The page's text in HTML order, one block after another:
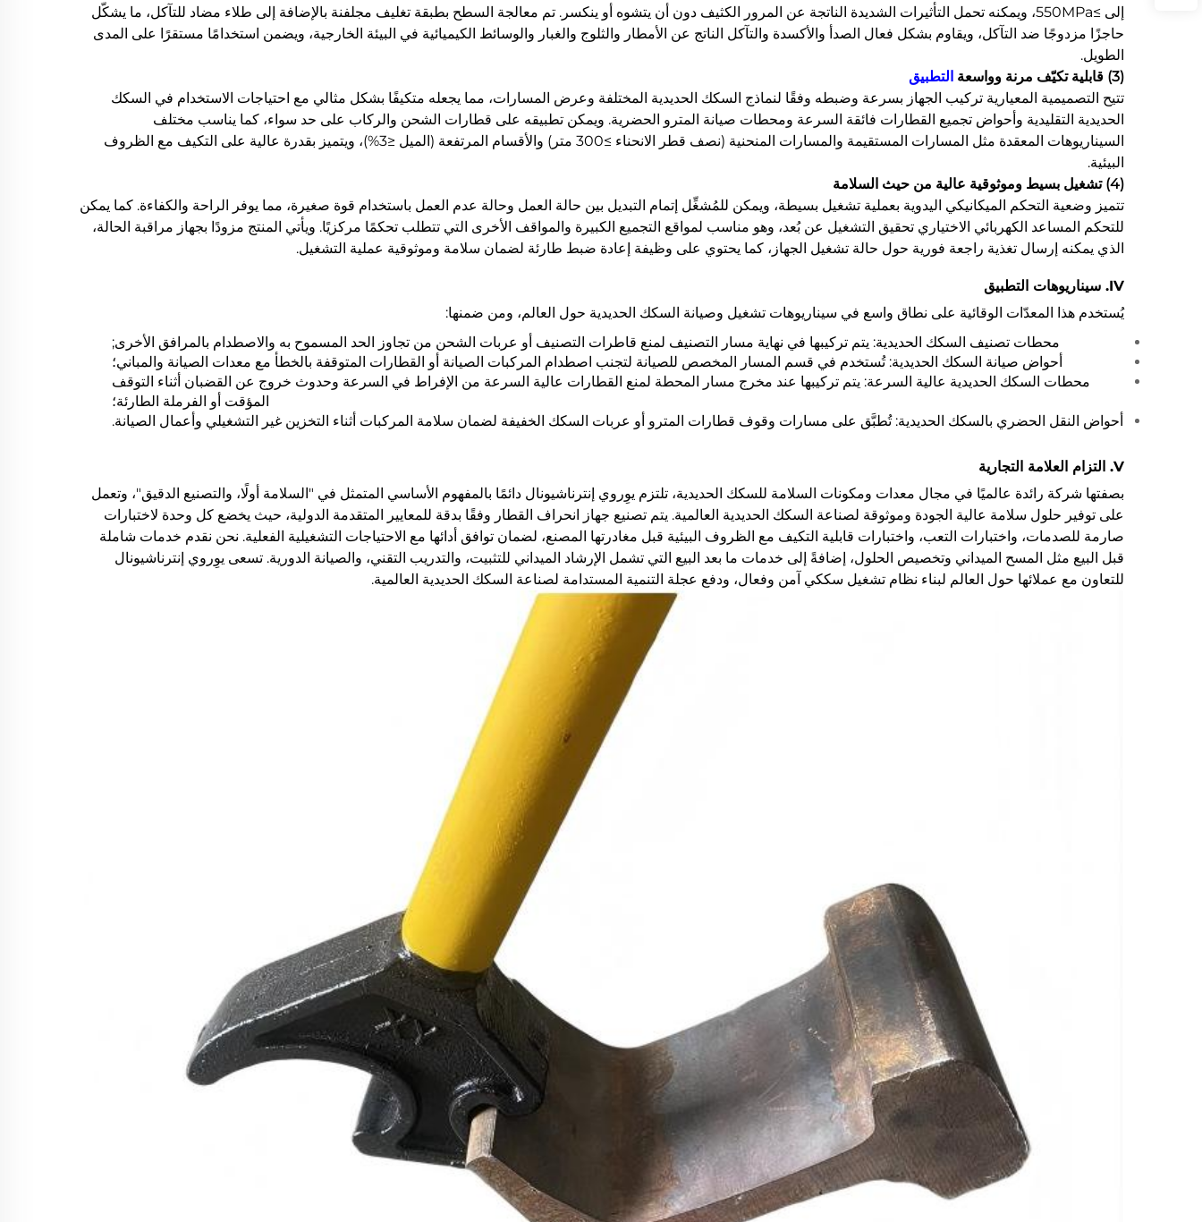
إلى ≥550MPa، ويمكنه تحمل التأثيرات الشديدة الناتجة عن المرور الكثيف دون أن يتشوه أو ينكسر. تم معالجة السطح بطبقة تغليف مجلفنة بالإضافة إلى طلاء مضاد للتآكل، ما يشكّل
حاجزًا مزدوجًا ضد التآكل، ويقاوم بشكل فعال الصدأ والأكسدة والتآكل الناتج عن الأمطار والثلوج والغبار والوسائط الكيميائية في البيئة الخارجية، ويضمن استخدامًا مستقرًا على المدى
الطويل.
(3) قابلية تكيّف مرنة وواسعة
التطبيق
تتيح التصميمية المعيارية تركيب الجهاز بسرعة وضبطه وفقًا لنماذج السكك الحديدية المختلفة وعرض المسارات، مما يجعله متكيفًا بشكل مثالي مع احتياجات الاستخدام في السكك
الحديدية التقليدية وأحواض تجميع القطارات فائقة السرعة ومحطات صيانة المترو الحضرية. ويمكن تطبيقه على قطارات الشحن والركاب على حد سواء، كما يناسب مختلف
السيناريوهات المعقدة مثل المسارات المستقيمة والمسارات المنحنية (نصف قطر الانحناء ≥300 متر) والأقسام المرتفعة (الميل ≤3%)، ويتميز بقدرة عالية على التكيف مع الظروف
البيئية.
(4) تشغيل بسيط وموثوقية عالية من حيث السلامة
تتميز وضعية التحكم الميكانيكي اليدوية بعملية تشغيل بسيطة، ويمكن للمُشغِّل إتمام التبديل بين حالة العمل وحالة عدم العمل باستخدام قوة صغيرة، مما يوفر الراحة والكفاءة. كما يمكن
للتحكم المساعد الكهربائي الاختياري تحقيق التشغيل عن بُعد، وهو مناسب لمواقع التجميع الكبيرة والمواقف الأخرى التي تتطلب تحكمًا مركزيًا. ويأتي المنتج مزودًا بجهاز مراقبة الحالة،
الذي يمكنه إرسال تغذية راجعة فورية حول حالة تشغيل الجهاز، كما يحتوي على وظيفة إعادة ضبط طارئة لضمان سلامة وموثوقية عملية التشغيل.
IV. سيناريوهات التطبيق
يُستخدم هذا المعدّات الوقائية على نطاق واسع في سيناريوهات تشغيل وصيانة السكك الحديدية حول العالم، ومن ضمنها:
محطات تصنيف السكك الحديدية: يتم تركيبها في نهاية مسار التصنيف لمنع قاطرات التصنيف أو عربات الشحن من تجاوز الحد المسموح به والاصطدام بالمرافق الأخرى;
أحواض صيانة السكك الحديدية: تُستخدم في قسم المسار المخصص للصيانة لتجنب اصطدام المركبات الصيانة أو القطارات المتوقفة بالخطأ مع معدات الصيانة والمباني؛
محطات السكك الحديدية عالية السرعة: يتم تركيبها عند مخرج مسار المحطة لمنع القطارات عالية السرعة من الإفراط في السرعة وحدوث خروج عن القضبان أثناء التوقف
المؤقت أو الفرملة الطارئة؛
أحواض النقل الحضري بالسكك الحديدية: تُطبَّق على مسارات وقوف قطارات المترو أو عربات السكك الخفيفة لضمان سلامة المركبات أثناء التخزين غير التشغيلي وأعمال الصيانة.
V. التزام العلامة التجارية
بصفتها شركة رائدة عالميًا في مجال معدات ومكونات السلامة للسكك الحديدية، تلتزم يوِروي إنترناشيونال دائمًا بالمفهوم الأساسي المتمثل في "السلامة أولًا، والتصنيع الدقيق"، وتعمل
على توفير حلول سلامة عالية الجودة وموثوقة لصناعة السكك الحديدية العالمية. يتم تصنيع جهاز انحراف القطار وفقًا بدقة للمعايير المتقدمة الدولية، حيث يخضع كل وحدة لاختبارات
صارمة للصدمات، واختبارات التعب، واختبارات قابلية التكيف مع الظروف البيئية قبل مغادرتها المصنع، لضمان توافق أدائها مع الاحتياجات التشغيلية الفعلية. نحن نقدم خدمات شاملة
قبل البيع مثل المسح الميداني وتخصيص الحلول، إضافةً إلى خدمات ما بعد البيع التي تشمل الإرشاد الميداني للتثبيت، والتدريب التقني، والصيانة الدورية. تسعى يوِروي إنترناشيونال
للتعاون مع عملائها حول العالم لبناء نظام تشغيل سككي آمن وفعال، ودفع عجلة التنمية المستدامة لصناعة السكك الحديدية العالمية.